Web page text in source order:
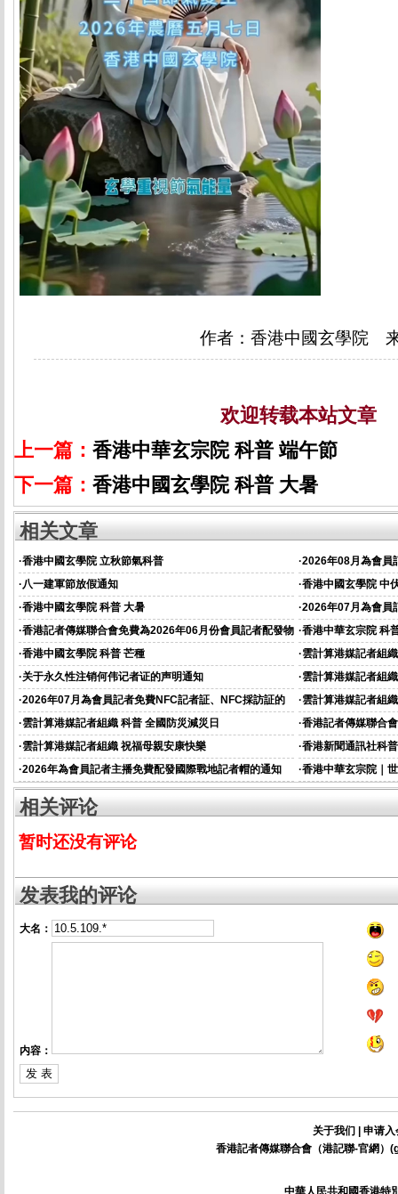
作者：香港中國玄學院
欢迎转载本站文章
上一篇： 香港中華玄宗院 科普 端午節
下一篇： 香港中國玄學院 科普 大暑
相关文章
·香港中國玄學院 立秋節氣科普 ·2026年08月為會員
·八一建軍節放假通知 ·香港中國玄學院 中
·香港中國玄學院 科普 大暑 ·2026年07月為會員
·香港記者傳媒聯合會免費為2026年06月份會員記者配發物
資的通知
·香港中華玄宗院 科
·香港中國玄學院 科普 芒種 ·雲計算港媒記者組
·关于永久性注销何伟记者证的声明通知 ·雲計算港媒記者組
·2026年07月為會員記者免費NFC記者証、NFC採訪証的
通知
·雲計算港媒記者組
·雲計算港媒記者組織 科普 全國防災減災日 ·香港記者傳媒聯合
資的通知
·雲計算港媒記者組織 祝福母親安康快樂 ·香港新聞通訊社科
·2026年為會員記者主播免費配發國際戰地記者帽的通知 ·香港中華玄宗院｜
相关评论
暂时还没有评论
发表我的评论
大名：
内容：
关于我们
申请入
香港記者傳媒聯合會（港記聯-官網）(
中華人民共和國香港特